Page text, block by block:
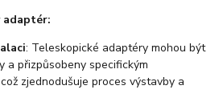
adaptér:
: Teleskopické adaptéry mohou být
a přizpůsobeny specifickým
zjednodušuje proces výstavby a